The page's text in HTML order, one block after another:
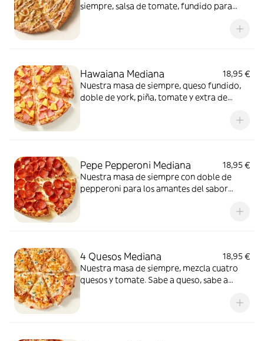
siempre, salsa de tomate, fundido para
Hawaiana Mediana
18,95 €
Nuestra masa de siempre, queso fundido,
doble de york, piña, tomate y extra de
Pepe Pepperoni Mediana
18,95 €
Nuestra masa de siempre con doble de
pepperoni para los amantes del sabor
4 Quesos Mediana
18,95 €
Nuestra masa de siempre, mezcla cuatro
quesos y tomate. Sabe a queso, sabe a